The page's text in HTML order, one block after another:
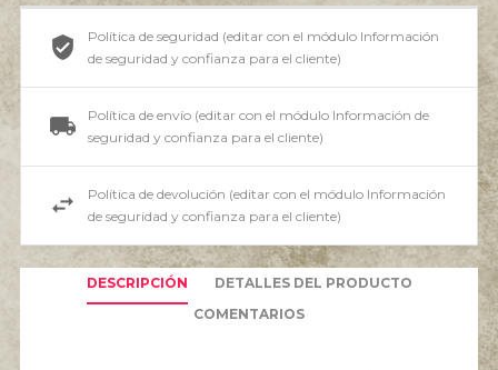
Política de seguridad (editar con el módulo Información
de seguridad y confianza para el cliente)
Política de envío (editar con el módulo Información de
seguridad y confianza para el cliente)
Política de devolución (editar con el módulo Información
de seguridad y confianza para el cliente)
DESCRIPCIÓN
DETALLES DEL PRODUCTO
COMENTARIOS